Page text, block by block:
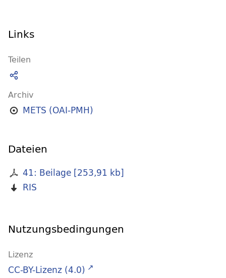
Links
Teilen
Archiv
METS (OAI-PMH)
Dateien
41: Beilage[253,91 kb]
RIS
Nutzungsbedingungen
Lizenz
CC-BY-Lizenz (4.0)